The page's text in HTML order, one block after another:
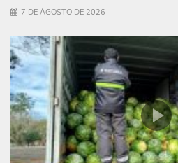
7 DE AGOSTO DE 2026